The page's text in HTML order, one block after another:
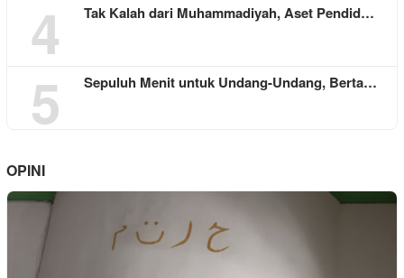
4 Tak Kalah dari Muhammadiyah, Aset Pendid…
5 Sepuluh Menit untuk Undang-Undang, Berta…
OPINI